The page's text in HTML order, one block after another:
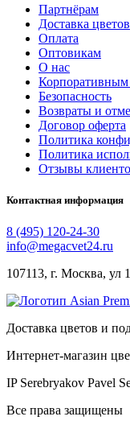
Партнёрам
Доставка цветов
Оплата
Оптовикам
О нас
Корпоративным
Безопасность
Возвраты и
Договор оферта
Политика
Политика
Отзывы
Контактная информация
8 (495) 120-24-30
info@megacvet24.ru
107113, г. Москва, ул
Доставка цветов и
Интернет-магазин
IP Serebryakov Pavel
Все права защищены